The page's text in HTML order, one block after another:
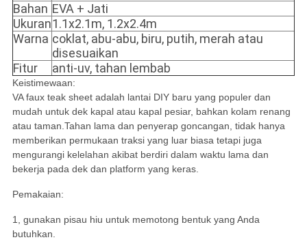
Bahan EVA + Jati
Ukuran1.1x2.1m, 1.2x2.4m
Warna coklat, abu-abu, biru, putih, merah atau
disesuaikan
Fitur
anti-uv, tahan lembab
Keistimewaan:
VA faux teak sheet adalah lantai DIY baru yang populer dan
mudah untuk dek kapal atau kapal pesiar, bahkan kolam renang
atau taman.Tahan lama dan penyerap goncangan, tidak hanya
memberikan permukaan traksi yang luar biasa tetapi juga
mengurangi kelelahan akibat berdiri dalam waktu lama dan
bekerja pada dek dan platform yang keras.
Pemakaian:
1, gunakan pisau hiu untuk memotong bentuk yang Anda
butuhkan.